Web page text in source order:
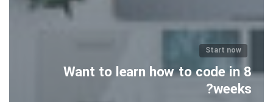
Start now
Want to learn how to code in 8
weeks?